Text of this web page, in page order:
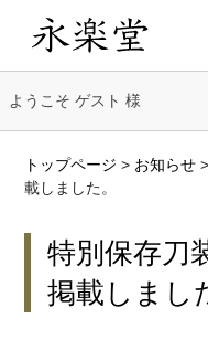
ようこそ ゲスト 様
トップページ > お知らせ
載しました。
特別保存刀
掲載しまし